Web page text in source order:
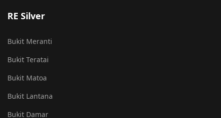
RE Silver
Bukit Meranti
Bukit Teratai
Bukit Matoa
Bukit Lantana
Bukit Damar